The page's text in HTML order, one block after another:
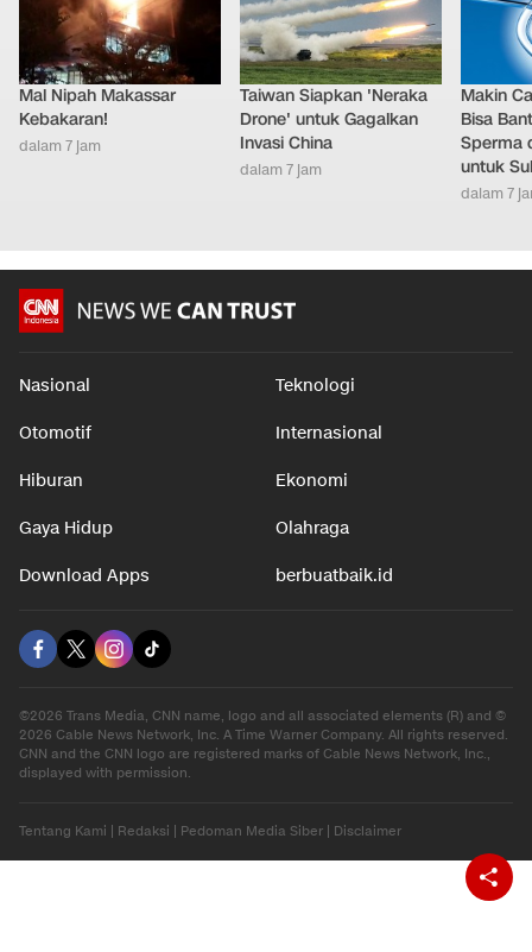
Mal Nipah Makassar
Kebakaran!
dalam 7 jam
Taiwan Siapkan 'Neraka
Drone' untuk Gagalkan
Invasi China
dalam 7 jam
Makin
Bisa
Sperma
untuk
dalam 7
Nasional Teknologi
Otomotif Internasional
Hiburan Ekonomi
Gaya Hidup Olahraga
Download Apps berbuatbaik.id
©2026 Trans Media, CNN name, logo and all associated elements (R) and ©
2026 Cable News Network, Inc. A Time Warner Company. All rights reserved.
CNN and the CNN logo are registered marks of Cable News Network, Inc.,
displayed with permission.
Tentang Kami Redaksi Pedoman Media Siber Disclaimer